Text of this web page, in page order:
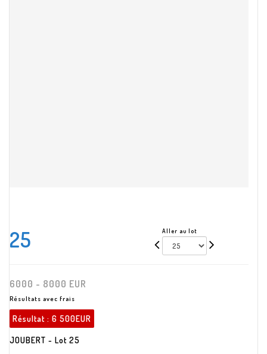
25 Aller au lot
6000 - 8000 EUR
Résultats avec frais
Résultat : 6 500EUR
JOUBERT - Lot 25